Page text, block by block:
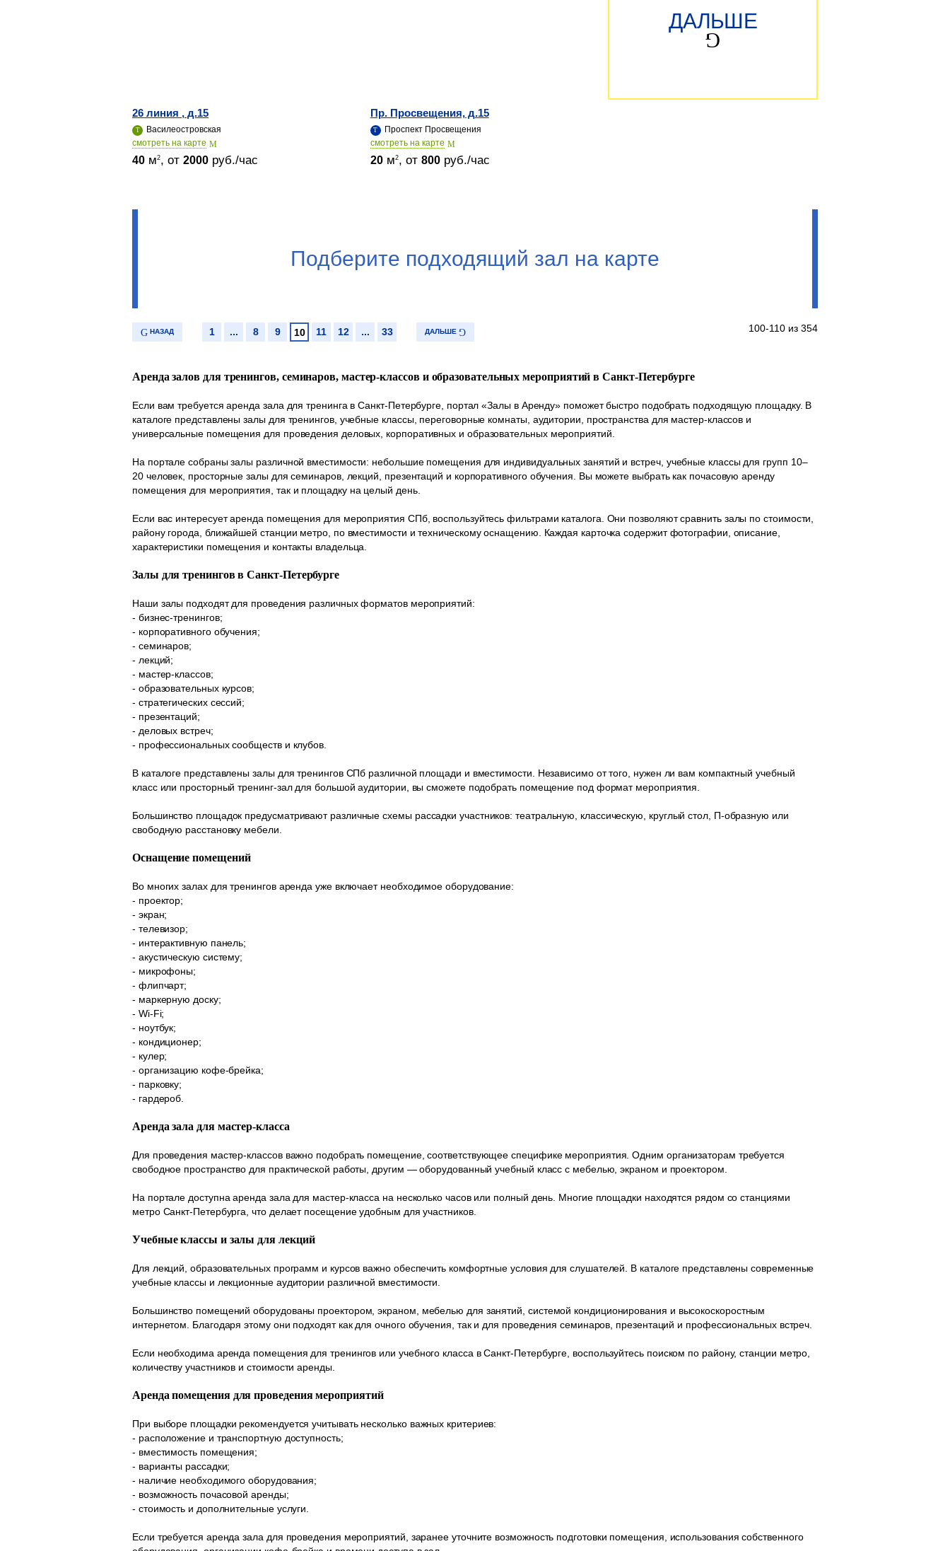
26 линия , д.15
Василеостровская
cмотреть на карте
40 м2, от 2000 руб./час
Пр. Просвещения, д.15
Проспект Просвещения
cмотреть на карте
20м2, от 800руб./час
ДАЛЬШЕ
Подберите подходящий зал на карте
НАЗАД 1 ... 8 9 10 11 12 ... 33 ДАЛЬШЕ 100-110 из 354
Аренда залов для тренингов, семинаров, мастер-классов и образовательных мероприятий в Санкт-Петербурге
Если вам требуется аренда зала для тренинга в Санкт-Петербурге, портал «Залы в Аренду» поможет быстро подобрать подходящую площадку. В
каталоге представлены залы для тренингов, учебные классы, переговорные комнаты, аудитории, пространства для мастер-классов и
универсальные помещения для проведения деловых, корпоративных и образовательных мероприятий.
На портале собраны залы различной вместимости: небольшие помещения для индивидуальных занятий и встреч, учебные классы для групп 10–
20 человек, просторные залы для семинаров, лекций, презентаций и корпоративного обучения. Вы можете выбрать как почасовую аренду
помещения для мероприятия, так и площадку на целый день.
Если вас интересует аренда помещения для мероприятия СПб, воспользуйтесь фильтрами каталога. Они позволяют сравнить залы по стоимости,
району города, ближайшей станции метро, по вместимости и техническому оснащению. Каждая карточка содержит фотографии, описание,
характеристики помещения и контакты владельца.
Залы для тренингов в Санкт-Петербурге
Наши залы подходят для проведения различных форматов мероприятий:
- бизнес-тренингов;
- корпоративного обучения;
- семинаров;
- лекций;
- мастер-классов;
- образовательных курсов;
- стратегических сессий;
- презентаций;
- деловых встреч;
- профессиональных сообществ и клубов.
В каталоге представлены залы для тренингов СПб различной площади и вместимости. Независимо от того, нужен ли вам компактный учебный
класс или просторный тренинг-зал для большой аудитории, вы сможете подобрать помещение под формат мероприятия.
Большинство площадок предусматривают различные схемы рассадки участников: театральную, классическую, круглый стол, П-образную или
свободную расстановку мебели.
Оснащение помещений
Во многих залах для тренингов аренда уже включает необходимое оборудование:
- проектор;
- экран;
- телевизор;
- интерактивную панель;
- акустическую систему;
- микрофоны;
- флипчарт;
- маркерную доску;
- Wi-Fi;
- ноутбук;
- кондиционер;
- кулер;
- организацию кофе-брейка;
- парковку;
- гардероб.
Аренда зала для мастер-класса
Для проведения мастер-классов важно подобрать помещение, соответствующее специфике мероприятия. Одним организаторам требуется
свободное пространство для практической работы, другим — оборудованный учебный класс с мебелью, экраном и проектором.
На портале доступна аренда зала для мастер-класса на несколько часов или полный день. Многие площадки находятся рядом со станциями
метро Санкт-Петербурга, что делает посещение удобным для участников.
Учебные классы и залы для лекций
Для лекций, образовательных программ и курсов важно обеспечить комфортные условия для слушателей. В каталоге представлены современные
учебные классы и лекционные аудитории различной вместимости.
Большинство помещений оборудованы проектором, экраном, мебелью для занятий, системой кондиционирования и высокоскоростным
интернетом. Благодаря этому они подходят как для очного обучения, так и для проведения семинаров, презентаций и профессиональных встреч.
Если необходима аренда помещения для тренингов или учебного класса в Санкт-Петербурге, воспользуйтесь поиском по району, станции метро,
количеству участников и стоимости аренды.
Аренда помещения для проведения мероприятий
При выборе площадки рекомендуется учитывать несколько важных критериев:
- расположение и транспортную доступность;
- вместимость помещения;
- варианты рассадки;
- наличие необходимого оборудования;
- возможность почасовой аренды;
- стоимость и дополнительные услуги.
Если требуется аренда зала для проведения мероприятий, заранее уточните возможность подготовки помещения, использования собственного